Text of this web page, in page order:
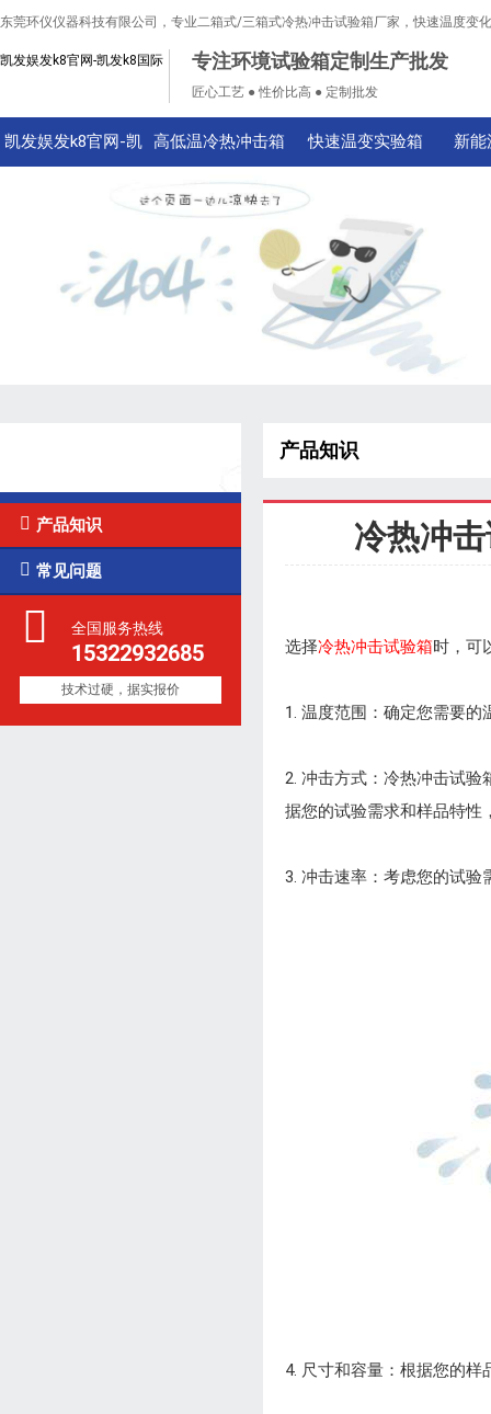
东莞环仪仪器科技有限公司，专业二箱式/三箱式冷热冲击试验箱厂家，快速温度变
凯发娱发k8官网-凯发k8国际 专注环境试验箱定制生产批发
匠心工艺 ● 性价比高 ● 定制批发
凯发娱发k8官网-凯 高低温冷热冲击箱 快速温变实验箱 新
 产品知识
 常见问题
全国服务热线
15322932685
技术过硬，据实报价
产品知识
冷热冲
选择冷热冲击试验箱时，可
1. 温度范围：确定您需要
2. 冲击方式：冷热冲击试
据您的试验需求和样品特性
3. 冲击速率：考虑您的试
4. 尺寸和容量：根据您的